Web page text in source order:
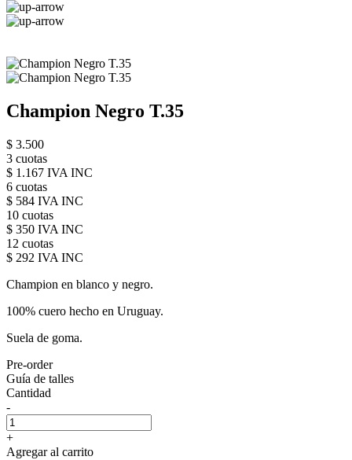
Champion Negro T.35
$ 3.500
3 cuotas
$ 1.167 IVA INC
6 cuotas
$ 584 IVA INC
10 cuotas
$ 350 IVA INC
12 cuotas
$ 292 IVA INC
Champion en blanco y negro.
100% cuero hecho en Uruguay.
Suela de goma.
Pre-order
Guía de talles
Cantidad
-
+
Agregar al carrito